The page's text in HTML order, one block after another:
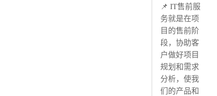
📌 IT售前服
务就是在项
目的售前阶
段，协助客
户做好项目
规划和需求
分析，使我
们的产品和